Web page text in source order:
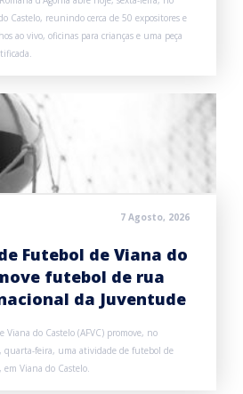
Castelo, reunindo cerca de 50 expositores e
ao vivo, oficinas para crianças e uma peça
7 Agosto, 2026
Futebol de Viana do
futebol de rua
da Juventude
Viana do Castelo (AFVC) promove, no
quarta-feira, uma atividade de futebol de
Viana do Castelo.